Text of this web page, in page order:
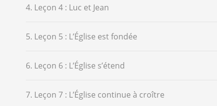
4. Leçon 4 : Luc et Jean
5. Leçon 5 : L’Église est fondée
6. Leçon 6 : L’Église s’étend
7. Leçon 7 : L’Église continue à croître